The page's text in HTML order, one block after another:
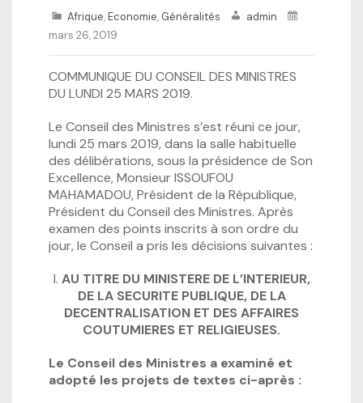
Afrique,Economie, Généralités
admin
mars 26, 2019
COMMUNIQUE DU CONSEIL DES MINISTRES
DU LUNDI 25 MARS 2019.
Le Conseil des Ministres s’est réuni ce jour,
lundi 25 mars 2019, dans la salle habituelle
des délibérations, sous la présidence de Son
Excellence, Monsieur ISSOUFOU
MAHAMADOU, Président de la République,
Président du Conseil des Ministres. Après
examen des points inscrits à son ordre du
jour, le Conseil a pris les décisions suivantes :
I. AU TITRE DU MINISTERE DE L’INTERIEUR,
DE LA SECURITE PUBLIQUE, DE LA
DECENTRALISATION ET DES AFFAIRES
COUTUMIERES ET RELIGIEUSES.
Le Conseil des Ministres a examiné et
adopté les projets de textes ci-après :